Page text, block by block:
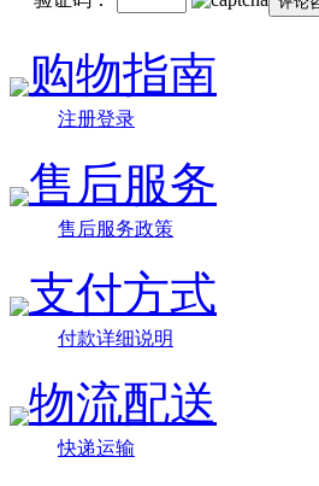
购物指南
注册登录
售后服务
售后服务政策
支付方式
付款详细说明
物流配送
快递运输